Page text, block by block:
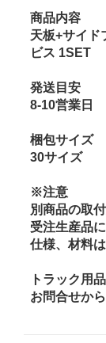
商品内容
天板+サイド
ビス 1SET
発送目安
8-10営業日
梱包サイズ
30サイズ
※注意
別商品の取
受注生産品に
仕様、材料
トラック用
お問合せか